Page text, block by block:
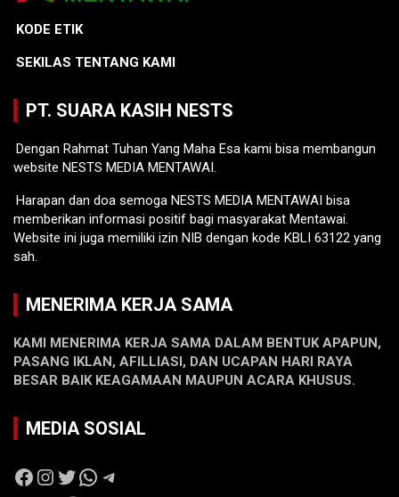
KODE ETIK
SEKILAS TENTANG KAMI
PT. SUARA KASIH NESTS
Dengan Rahmat Tuhan Yang Maha Esa kami bisa membangun
website NESTS MEDIA MENTAWAI.
Harapan dan doa semoga NESTS MEDIA MENTAWAI bisa
memberikan informasi positif bagi masyarakat Mentawai.
Website ini juga memiliki izin NIB dengan kode KBLI 63122 yang
sah.
MENERIMA KERJA SAMA
KAMI MENERIMA KERJA SAMA DALAM BENTUK APAPUN,
PASANG IKLAN, AFILLIASI, DAN UCAPAN HARI RAYA
BESAR BAIK KEAGAMAAN MAUPUN ACARA KHUSUS.
MEDIA SOSIAL
Facebook
Instagram
Twitter
WhatsApp
Telegram